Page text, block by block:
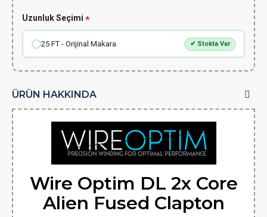
Uzunluk Seçimi
25 FT - Orijinal Makara ✔ Stokta Var
ÜRÜN HAKKINDA
Wire Optim DL 2x Core
Alien Fused Clapton